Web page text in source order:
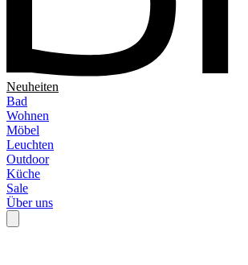
Neuheiten
Bad
Wohnen
Möbel
Leuchten
Outdoor
Küche
Sale
Über uns